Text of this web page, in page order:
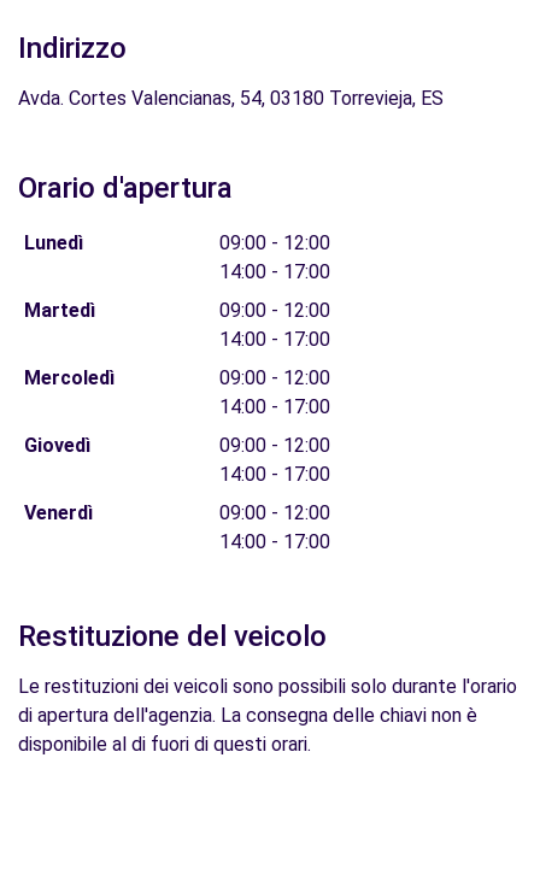
Indirizzo
Avda. Cortes Valencianas, 54, 03180 Torrevieja, ES
Orario d'apertura
Lunedì
09:00 - 12:00
14:00 - 17:00
Martedì
09:00 - 12:00
14:00 - 17:00
Mercoledì
09:00 - 12:00
14:00 - 17:00
Giovedì
09:00 - 12:00
14:00 - 17:00
Venerdì
09:00 - 12:00
14:00 - 17:00
Restituzione del veicolo
Le restituzioni dei veicoli sono possibili solo durante l'orario
di apertura dell'agenzia. La consegna delle chiavi non è
disponibile al di fuori di questi orari.